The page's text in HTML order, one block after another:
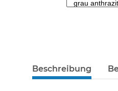
weitere Registerkarten
Beschreibung